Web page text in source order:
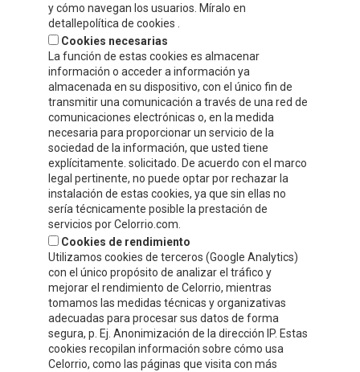
y cómo navegan los usuarios. Míralo en
detallepolítica de cookies .
Cookies necesarias
La función de estas cookies es almacenar
información o acceder a información ya
almacenada en su dispositivo, con el único fin de
transmitir una comunicación a través de una red de
comunicaciones electrónicas o, en la medida
necesaria para proporcionar un servicio de la
sociedad de la información, que usted tiene
explícitamente. solicitado. De acuerdo con el marco
legal pertinente, no puede optar por rechazar la
instalación de estas cookies, ya que sin ellas no
sería técnicamente posible la prestación de
servicios por Celorrio.com.
Cookies de rendimiento
Utilizamos cookies de terceros (Google Analytics)
con el único propósito de analizar el tráfico y
mejorar el rendimiento de Celorrio, mientras
tomamos las medidas técnicas y organizativas
adecuadas para procesar sus datos de forma
segura, p. Ej. Anonimización de la dirección IP. Estas
cookies recopilan información sobre cómo usa
Celorrio, como las páginas que visita con más
+34 941 132 803
+34 941 132 512
info@celorrio.com
PRIVATE AREA
WRITE US!
Aceptola política de protección de datos y privacidad